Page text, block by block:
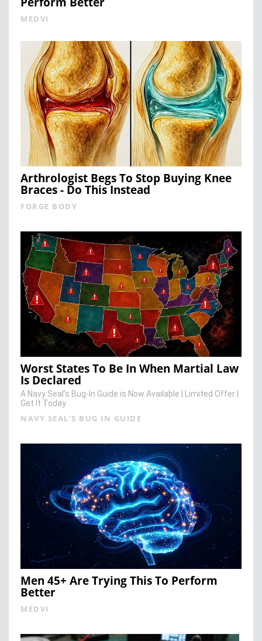
MEDVI
Arthrologist Begs To Stop Buying Knee
Braces - Do This Instead
FORGE BODY
Worst States To Be In When Martial Law
Is Declared
A Navy Seal’s Bug-In Guide is Now Available | Limited Offer |
Get It Today
NAVY SEAL'S BUG IN GUIDE
Men 45+ Are Trying This To Perform
Better
MEDVI